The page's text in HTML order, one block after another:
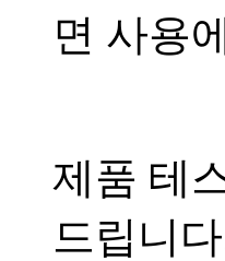
면 사용
제품 테
드립니